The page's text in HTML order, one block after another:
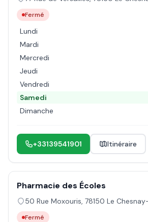
Fermé
Lundi
Mardi
Mercredi
Jeudi
Vendredi
Samedi
Dimanche
+33139541901 Itinéraire
Pharmacie des Écoles
50 Rue Moxouris, 78150 Le
Fermé